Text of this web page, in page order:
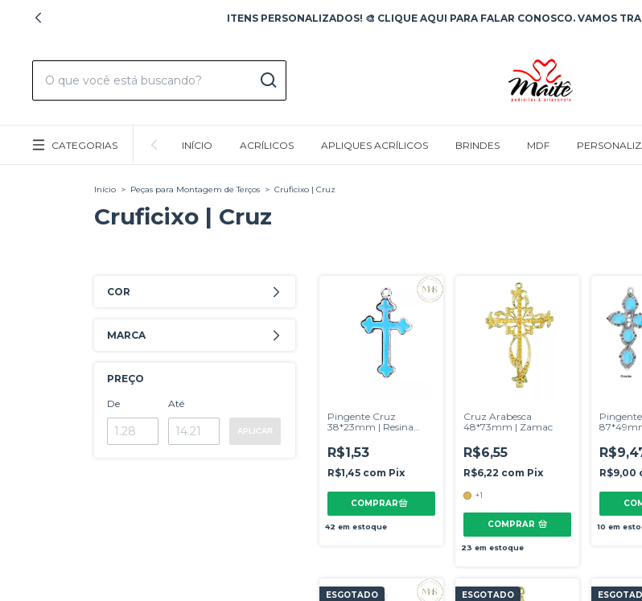
ITENS PERSONALIZADOS! 🎨 CLIQUE AQUI PARA FALAR CONOSCO. VAMOS
CATEGORIAS INÍCIO ACRÍLICOS APLIQUES ACRÍLICOS BRINDES MDF
Início > Peças para Montagem de Terços > Cruficixo | Cruz
Cruficixo | Cruz
COR
MARCA
PREÇO
De Até
APLICAR
Pingente Cruz
38*23mm | Resina
R$1,53
R$1,45 com Pix
42 em estoque
Cruz Arabesca
48*73mm | Zamac
R$6,55
R$6,22 com Pix
+1
COMPRAR
23 em estoque
R$9,00
10 em
ESGOTADO ESGOTADO